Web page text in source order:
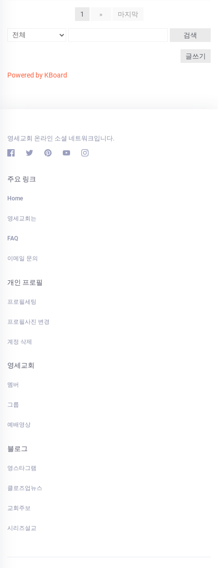
1 » 마지막
검색
글쓰기
Powered by KBoard
영세교회 온라인 소셜 네트워크입니다.
주요 링크
Home
영세교회는
FAQ
이메일 문의
개인 프로필
프로필세팅
프로필사진 변경
계정 삭제
영세교회
멤버
그룹
예배영상
블로그
영스타그램
클로즈업뉴스
교회주보
시리즈설교